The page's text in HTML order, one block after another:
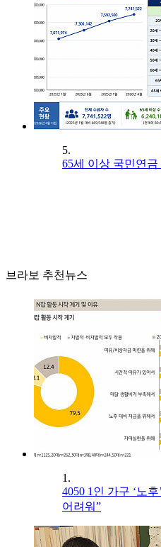
5.
65세 이상 국민연금
브라보 추천뉴스
1.
4050 1인 가구 ‘노
어려워”